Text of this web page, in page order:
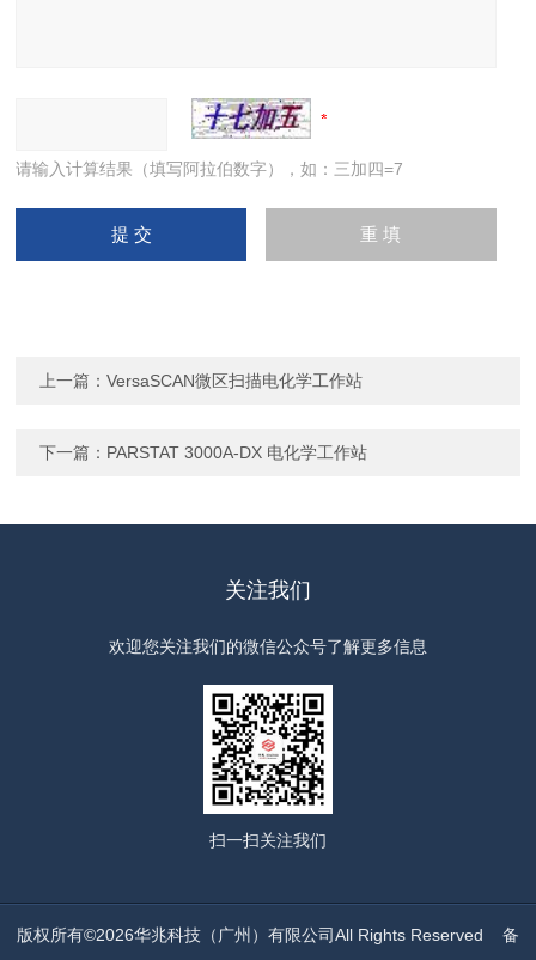
请输入计算结果（填写阿拉伯数字），如：三加四=7
上一篇：VersaSCAN微区扫描电化学工作站
下一篇： PARSTAT 3000A-DX 电化学工作站
关注我们
欢迎您关注我们的微信公众号了解更多信息
扫一扫关注我们
版权所有©2026华兆科技（广州）有限公司All Rights Reserved 备